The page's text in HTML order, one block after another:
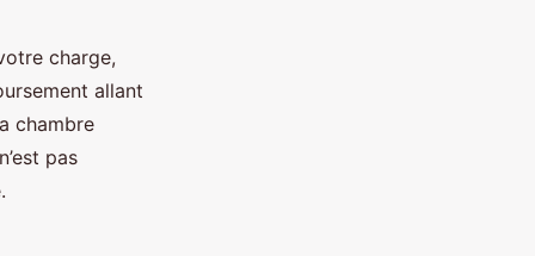
charge,
allant
chambre
pas